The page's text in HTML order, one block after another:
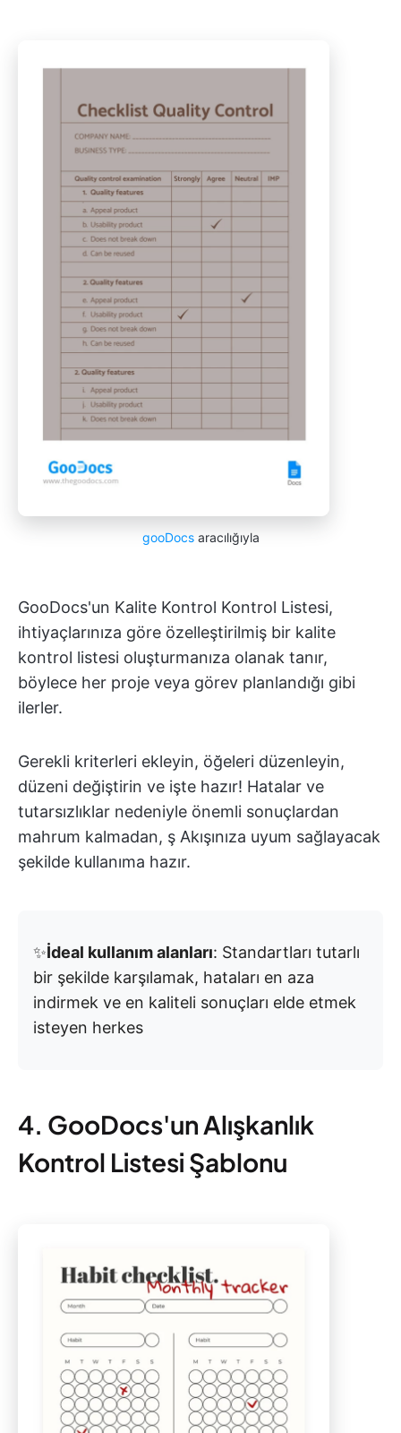
gooDocsaracılığıyla
GooDocs'un Kalite Kontrol Kontrol Listesi,
ihtiyaçlarınıza göre özelleştirilmiş bir kalite
kontrol listesi oluşturmanıza olanak tanır,
böylece her proje veya görev planlandığı gibi
ilerler.
Gerekli kriterleri ekleyin, öğeleri düzenleyin,
düzeni değiştirin ve işte hazır! Hatalar ve
tutarsızlıklar nedeniyle önemli sonuçlardan
mahrum kalmadan, ş Akışınıza uyum sağlayacak
şekilde kullanıma hazır.
✨İdeal kullanım alanları: Standartları tutarlı
bir şekilde karşılamak, hataları en aza
indirmek ve en kaliteli sonuçları elde etmek
isteyen herkes
4. GooDocs'un Alışkanlık
Kontrol Listesi Şablonu